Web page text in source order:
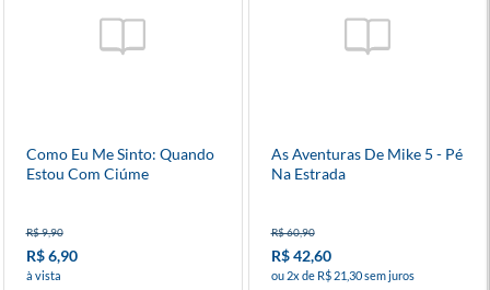
Como Eu Me Sinto: Quando
Estou Com Ciúme
R$ 9,90
R$ 6,90
à vista
As Aventuras De Mike 5 - Pé
Na Estrada
R$ 60,90
R$ 42,60
ou 2x de R$ 21,30 sem juros